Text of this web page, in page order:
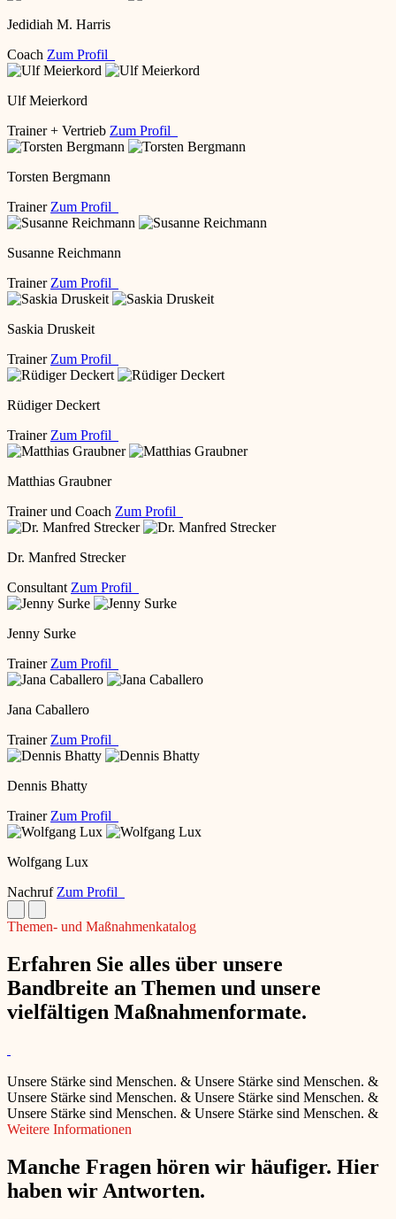
Jedidiah M. Harris
Coach Zum Profil
Ulf Meierkord
Trainer + Vertrieb Zum Profil
Torsten Bergmann
Trainer Zum Profil
Susanne Reichmann
Trainer Zum Profil
Saskia Druskeit
Trainer Zum Profil
Rüdiger Deckert
Trainer Zum Profil
Matthias Graubner
Trainer und Coach Zum Profil
Dr. Manfred Strecker
Consultant Zum Profil
Jenny Surke
Trainer Zum Profil
Jana Caballero
Trainer Zum Profil
Dennis Bhatty
Trainer Zum Profil
Wolfgang Lux
Nachruf Zum Profil
Themen- und Maßnahmenkatalog
Erfahren Sie alles über unsere
Bandbreite an Themen und unsere
vielfältigen Maßnahmenformate.
Unsere Stärke sind Menschen. & Unsere Stärke sind Menschen. &
Unsere Stärke sind Menschen. & Unsere Stärke sind Menschen. &
Unsere Stärke sind Menschen. & Unsere Stärke sind Menschen. &
Weitere Informationen
Manche Fragen hören wir häufiger. Hier
haben wir Antworten.